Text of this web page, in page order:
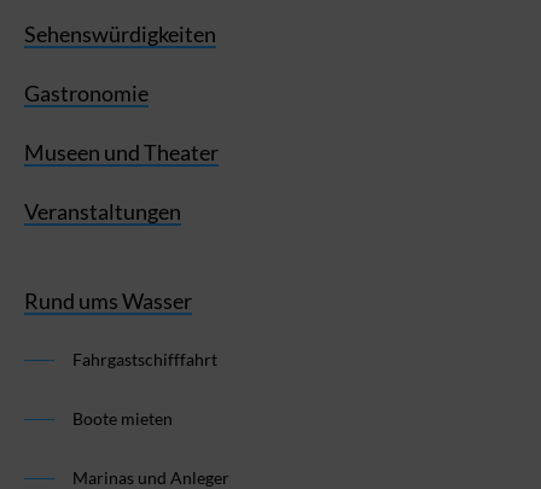
Sehenswürdigkeiten
Gastronomie
Museen und Theater
Veranstaltungen
Rund ums Wasser
Fahrgastschifffahrt
Boote mieten
Marinas und Anleger